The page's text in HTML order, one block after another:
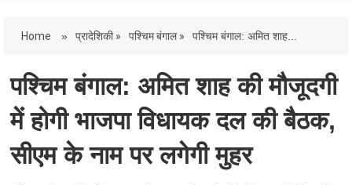
Home » प्रादेशिकी » पश्चिम बंगाल » पश्चिम बंगाल: अमित शाह...
पश्चिम बंगाल: अमित शाह की मौजूदगी
में होगी भाजपा विधायक दल की बैठक,
सीएम के नाम पर लगेगी मुहर